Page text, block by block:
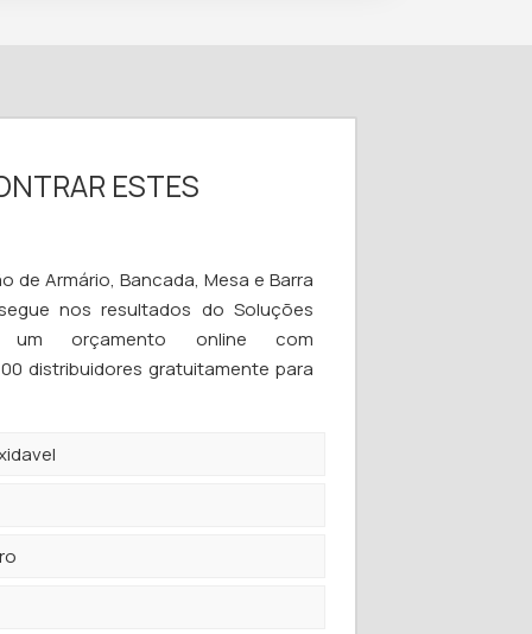
ESTES
de Armário, Bancada, Mesa e Barra
nos resultados do Soluções
um orçamento online com
distribuidores gratuitamente para